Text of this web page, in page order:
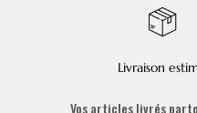
Livraison
Vos articles livrés